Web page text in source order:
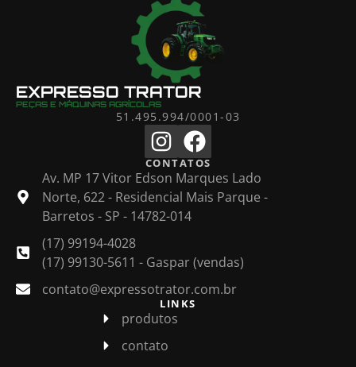
EXPRESSO TRATOR
PEÇAS E MÁQUINAS AGRÍCOLAS
51.495.994/0001-03
CONTATOS
Av. MP 17 Vitor Edson Marques Lado
Norte, 622 - Residencial Mais Parque -
Barretos - SP - 14782-014
(17) 99194-4028
(17) 99130-5611 - Gaspar (vendas)
contato@expressotrator.com.br
LINKS
produtos
contato